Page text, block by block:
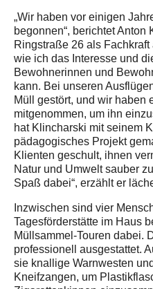
„Wir haben vor einigen
begonnen“, berichtet
Ringstraße 26 als Fachkraft
wie ich das Interesse und
Bewohnerinnen und
kann. Bei unseren
Müll gestört, und wir haben
mitgenommen, um ihn
hat Klincharski mit seinem
pädagogisches Projekt
Klienten geschult, ihnen
Natur und Umwelt sauber
Spaß dabei“, erzählt er
Inzwischen sind vier
Tagesförderstätte im Haus
Müllsammel-Touren dabei.
professionell ausgestattet.
sie knallige Warnwesten
Kneifzangen, um